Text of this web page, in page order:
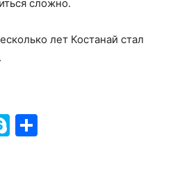
сложно.
лет Костанай стал
Skype